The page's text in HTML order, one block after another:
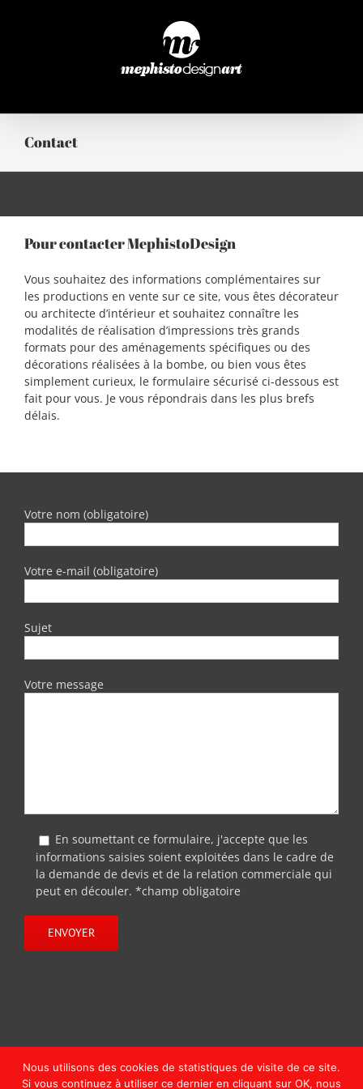
Contact
Pour contacter MephistoDesign
Vous souhaitez des informations complémentaires sur
les productions en vente sur ce site, vous êtes décorateur
ou architecte d’intérieur et souhaitez connaître les
modalités de réalisation d’impressions très grands
formats pour des aménagements spécifiques ou des
décorations réalisées à la bombe, ou bien vous êtes
simplement curieux, le formulaire sécurisé ci-dessous est
fait pour vous. Je vous répondrais dans les plus brefs
délais.
Votre nom (obligatoire)
Votre e-mail (obligatoire)
Sujet
Votre message
En soumettant ce formulaire, j'accepte que les
informations saisies soient exploitées dans le cadre de
la demande de devis et de la relation commerciale qui
peut en découler. *champ obligatoire
Copyright © MephistoDesign | Tous droits réservés | Website by
Nous utilisons des cookies de statistiques de visite de ce site.
Si vous continuez à utiliser ce dernier en cliquant sur OK, nous